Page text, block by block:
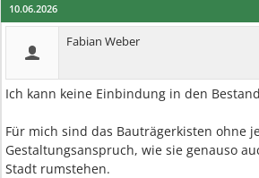
10.06.2026
Fabian Weber
Ich kann keine Einbindung in den
Für mich sind das Bauträgerkisten ohne
Gestaltungsanspruch, wie sie genauso
Stadt rumstehen.